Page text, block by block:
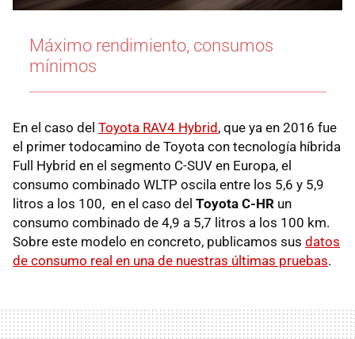
Máximo rendimiento, consumos
mínimos
En el caso del Toyota RAV4 Hybrid , que ya en 2016 fue
el primer todocamino de Toyota con tecnología híbrida
Full Hybrid en el segmento C-SUV en Europa, el
consumo combinado WLTP oscila entre los 5,6 y 5,9
litros a los 100, en el caso del Toyota C-HR un
consumo combinado de 4,9 a 5,7 litros a los 100 km.
Sobre este modelo en concreto, publicamos sus datos
de consumo real en una de nuestras últimas pruebas.